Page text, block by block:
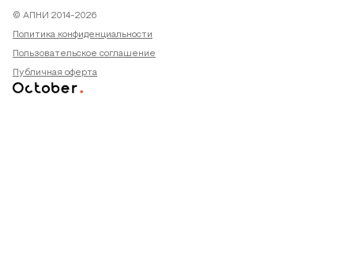
© АПНИ 2014-2026
Политика конфиденциальности
Пользовательское соглашение
Публичная оферта